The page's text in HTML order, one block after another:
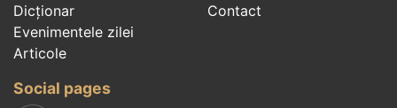
Dicționar
Evenimentele zilei
Articole
Contact
Social pages